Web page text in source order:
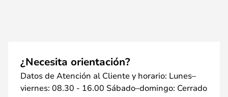
¿Necesita orientación?
Datos de Atención al Cliente y horario: Lunes–
viernes: 08.30 - 16.00 Sábado–domingo: Cerrado